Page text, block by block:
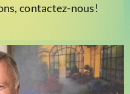
contactez-nous!